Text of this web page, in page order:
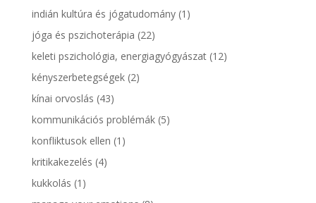
indián kultúra és jógatudomány(1)
jóga és pszichoterápia (22)
keleti pszichológia, energiagyógyászat(12)
kényszerbetegségek(2)
kínai orvoslás (43)
kommunikációs problémák(5)
konfliktusok ellen (1)
kritikakezelés (4)
kukkolás (1)